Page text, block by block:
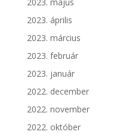
2023. április
2023. március
2023. február
2023. január
2022. december
2022. november
2022. október